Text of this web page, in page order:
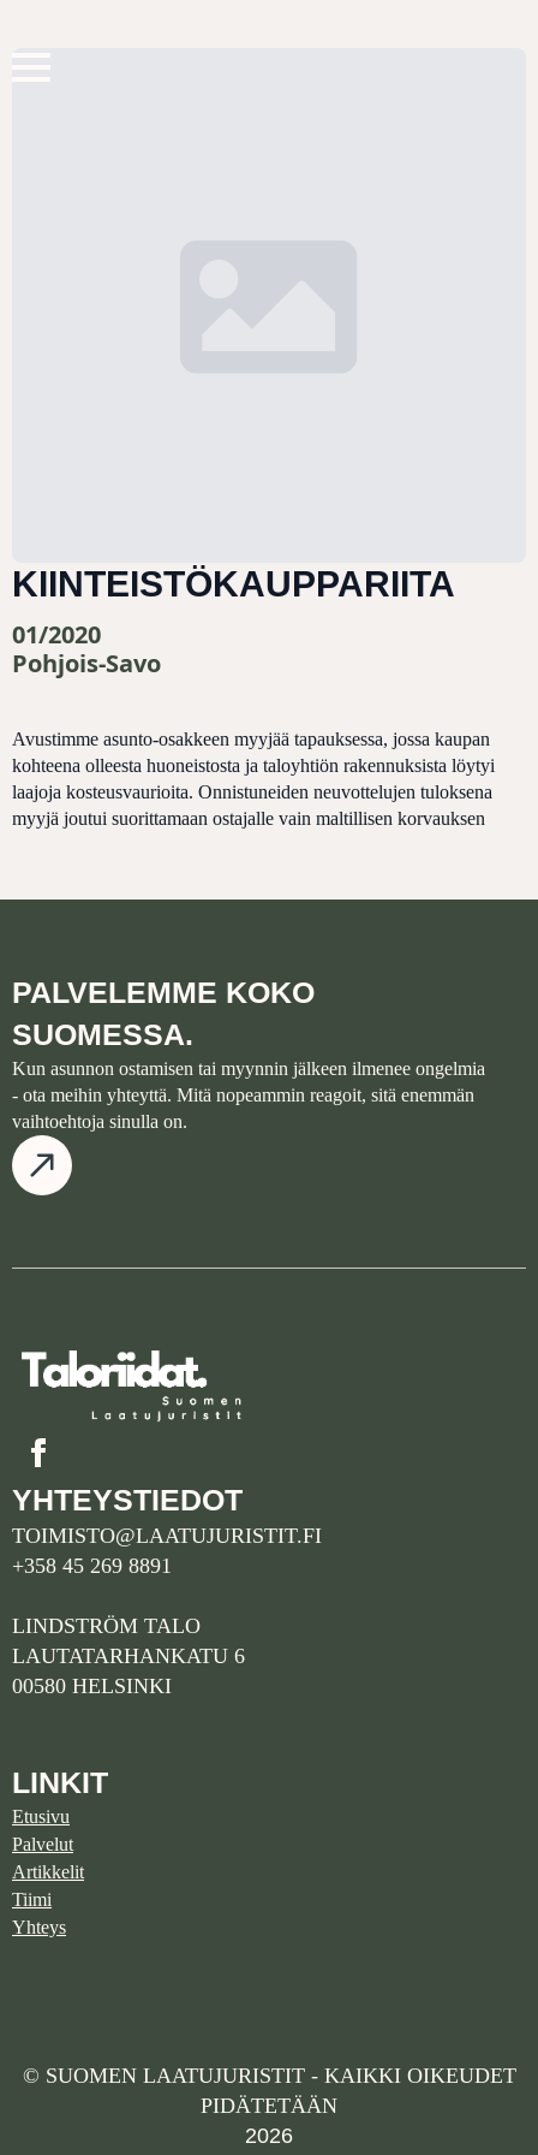
KIINTEISTÖKAUPPARIITA
01/2020
Pohjois-Savo
Avustimme asunto-osakkeen myyjää tapauksessa, jossa kaupan
kohteena olleesta huoneistosta ja taloyhtiön rakennuksista löytyi
laajoja kosteusvaurioita. Onnistuneiden neuvottelujen tuloksena
myyjä joutui suorittamaan ostajalle vain maltillisen korvauksen
PALVELEMME KOKO
SUOMESSA.
Kun asunnon ostamisen tai myynnin jälkeen ilmenee ongelmia
- ota meihin yhteyttä. Mitä nopeammin reagoit, sitä enemmän
vaihtoehtoja sinulla on.
YHTEYSTIEDOT
TOIMISTO@LAATUJURISTIT.FI
+358 45 269 8891
LINDSTRÖM TALO
LAUTATARHANKATU 6
00580 HELSINKI
LINKIT
Etusivu
Palvelut
Artikkelit
Tiimi
Yhteys
© SUOMEN LAATUJURISTIT - KAIKKI OIKEUDET
PIDÄTETÄÄN
2026